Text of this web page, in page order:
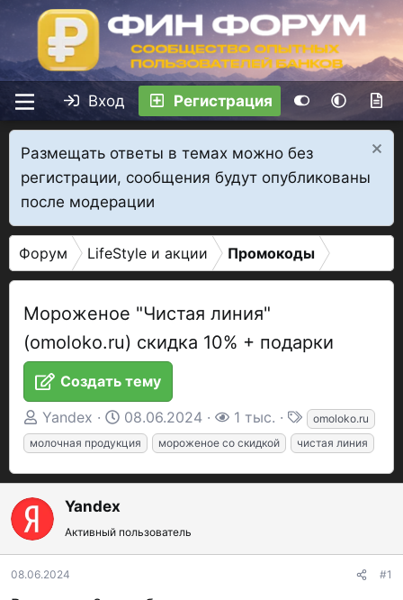
Вход Регистрация
Размещать ответы в темах можно без
регистрации, сообщения будут опубликованы
после модерации
Форум LifeStyle и акции Промокоды
Мороженое "Чистая линия"
(omoloko.ru) скидка 10% + подарки
Создать тему
А
в
о
р
т
е
м
ы
Yandex
Д
а
а
а
ч
л
08.06.2024
П
р
с
т
ы
1 тыс.
Т
е
и
omoloko.ru
молочная продукция
мороженое со скидкой чистая линия
Yandex
Активный пользователь
08.06.2024 #1